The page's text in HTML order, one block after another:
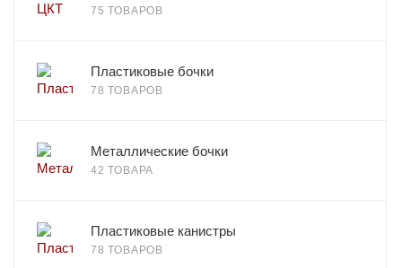
75 ТОВАРОВ
Пластиковые бочки
78 ТОВАРОВ
Металлические бочки
42 ТОВАРА
Пластиковые канистры
78 ТОВАРОВ